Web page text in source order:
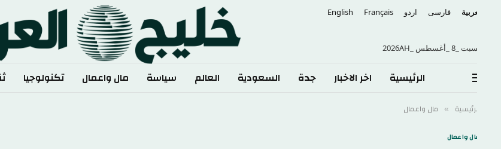
فارسی اردو English Français
الرئيسية اخر الاخبار جدة السعودية العالم سياسة مال واعمال تكنولوجيا ثقافة
» مال واعمال
واعمال